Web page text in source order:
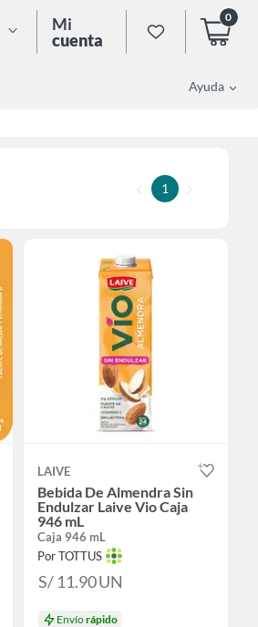
Mi
cuenta
0
Ayuda
1
LAIVE
Bebida De Almendra Sin
Endulzar Laive Vio Caja
946 mL
Caja 946 mL
Por TOTTUS
S/ 11.90UN
Envíorápido